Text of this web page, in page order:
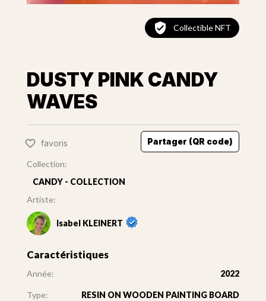
Collectible NFT
DUSTY PINK CANDY
WAVES
favoris Partager (QR code)
Collection:
CANDY - COLLECTION
Artiste:
Isabel KLEINERT
Caractéristiques
Année: 2022
Type: RESIN ON WOODEN PAINTING BOARD